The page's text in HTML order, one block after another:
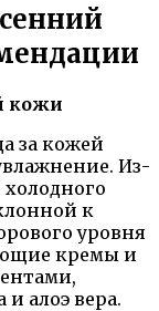
кожи
за кожей
Из-
к
уровня
кремы и
алоэ вера.